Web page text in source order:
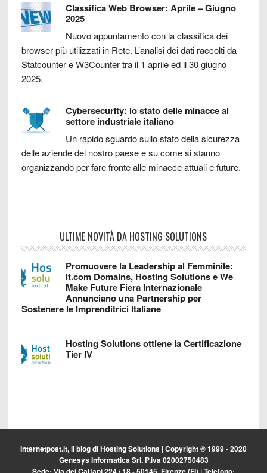
Classifica Web Browser: Aprile – Giugno
2025
Nuovo appuntamento con la classifica dei
browser più utilizzati in Rete. L’analisi dei dati raccolti da
Statcounter e W3Counter tra il 1 aprile ed il 30 giugno
2025.
Cybersecurity: lo stato delle minacce al
settore industriale italiano
Un rapido sguardo sullo stato della sicurezza
delle aziende del nostro paese e su come si stanno
organizzando per fare fronte alle minacce attuali e future.
ULTIME NOVITÀ DA HOSTING SOLUTIONS
Promuovere la Leadership al Femminile:
it.com Domains, Hosting Solutions e We
Make Future Fiera Internazionale
Annunciano una Partnership per
Sostenere le Imprenditrici Italiane
Hosting Solutions ottiene la Certificazione
Tier IV
Internetpost.it, il blog diHosting Solutions | Copyright © 1999 - 2020
Genesys Informatica Srl. P.iva 02002750483